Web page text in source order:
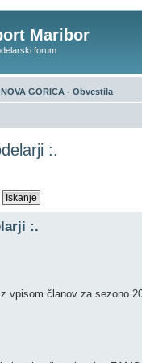
Maribor
forum
GORICA - Obvestila
:.
:.
vpisom članov za sezono